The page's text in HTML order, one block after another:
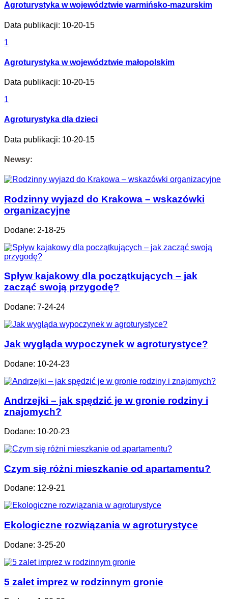
Agroturystyka w województwie warmińsko-mazurskim
Data publikacji: 10-20-15
1
Agroturystyka w województwie małopolskim
Data publikacji: 10-20-15
1
Agroturystyka dla dzieci
Data publikacji: 10-20-15
Newsy:
Rodzinny wyjazd do Krakowa – wskazówki
organizacyjne
Dodane: 2-18-25
Spływ kajakowy dla początkujących – jak
zacząć swoją przygodę?
Dodane: 7-24-24
Jak wygląda wypoczynek w agroturystyce?
Dodane: 10-24-23
Andrzejki – jak spędzić je w gronie rodziny i
znajomych?
Dodane: 10-20-23
Czym się różni mieszkanie od apartamentu?
Dodane: 12-9-21
Ekologiczne rozwiązania w agroturystyce
Dodane: 3-25-20
5 zalet imprez w rodzinnym gronie